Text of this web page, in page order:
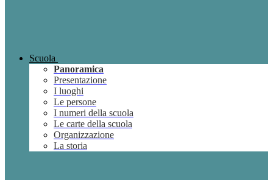
Scuola
Panoramica
Presentazione
I luoghi
Le persone
I numeri della scuola
Le carte della scuola
Organizzazione
La storia